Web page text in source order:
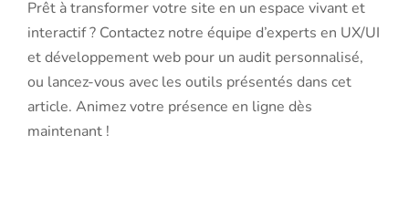
Prêt à transformer votre site en un espace vivant et
interactif ? Contactez notre équipe d’experts en UX/UI
et développement web pour un audit personnalisé,
ou lancez-vous avec les outils présentés dans cet
article. Animez votre présence en ligne dès
maintenant !